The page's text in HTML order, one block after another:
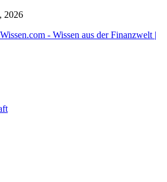
2026
- Wissen aus der Finanzwelt |